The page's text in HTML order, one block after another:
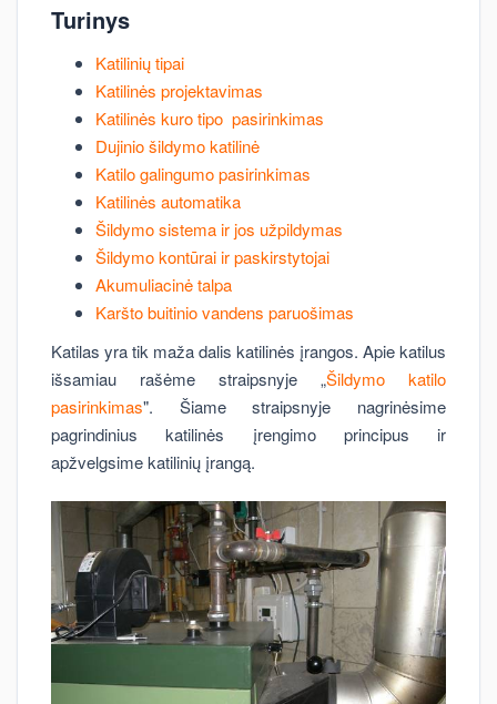
Turinys
Katilinių tipai
Katilinės projektavimas
Katilinės kuro tipo pasirinkimas
Dujinio šildymo katilinė
Katilo galingumo pasirinkimas
Katilinės automatika
Šildymo sistema ir jos užpildymas
Šildymo kontūrai ir paskirstytojai
Akumuliacinė talpa
Karšto buitinio vandens paruošimas
Katilas yra tik maža dalis katilinės įrangos. Apie katilus
išsamiau rašėme straipsnyje „Šildymo katilo
pasirinkimas". Šiame straipsnyje nagrinėsime
pagrindinius katilinės įrengimo principus ir
apžvelgsime katilinių įrangą.